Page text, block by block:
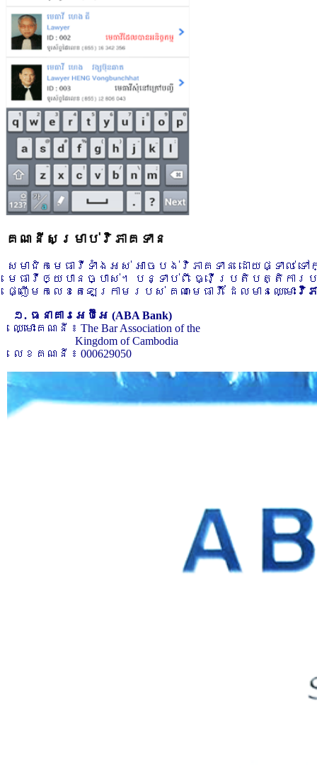
គណនីសម្រាប់វិភាគទាន
សមាជិកមេធាវីទាំងអស់ អាចបង់វិភាគទាន ដោយផ្ទាល់
មេធាវីឲ្យបានច្បាស់។ បន្ទាប់ពី ធ្វើប្រតិបត្តិកា
ផ្ញើមកលេខតេឡេក្រាមរបស់ គណៈមេធាវី ដែលមានឈ្មោះ វិភ
១. ធនាគារអេប៊ីអេ (ABA Bank)
ឈ្មោះគណនី ៖ The Bar Association of the
Kingdom of Cambodia
លេខគណនី ៖ 000629050